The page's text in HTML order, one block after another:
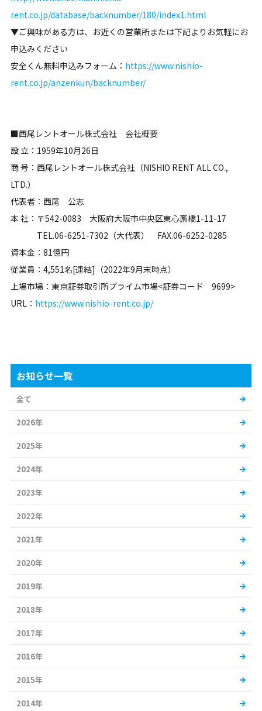
rent.co.jp/database/backnumber/180/index1.html
▼ご興味がある方は、お近くの営業所または下記よりお気軽にお
申込みください
安全くん無料申込みフォーム： https://www.nishio-
rent.co.jp/anzenkun/backnumber/
■西尾レントオール株式会社 会社概要
設 立：1959年10月26日
商 号：西尾レントオール株式会社（NISHIO RENT ALL CO.,
LTD.）
代表者：西尾 公志
本 社：〒542-0083 大阪府大阪市中央区東心斎橋1-11-17
TEL.06-6251-7302（大代表） FAX.06-6252-0285
資本金：81億円
従業員：4,551名[連結]（2022年9月末時点）
上場市場：東京証券取引所プライム市場<証券コード 9699>
URL： https://www.nishio-rent.co.jp/
お知らせ一覧
全て
2026年
2025年
2024年
2023年
2022年
2021年
2020年
2019年
2018年
2017年
2016年
2015年
2014年